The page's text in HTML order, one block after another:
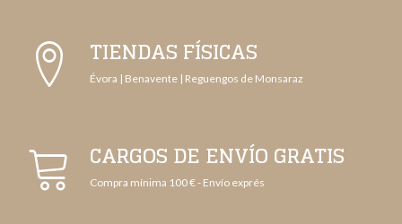
TIENDAS FÍSICAS
Évora | Benavente | Reguengos de Monsaraz
CARGOS DE ENVÍO GRATIS
Compra mínima 100 € - Envío exprés